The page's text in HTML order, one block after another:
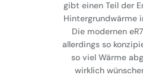
gibt einen Teil der
Hintergrundwärme
Die modernen
allerdings so
so viel Wärme
wirklich